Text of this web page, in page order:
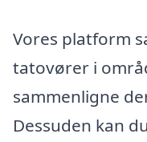
Vores platform
tatovører i
sammenligne
Dessuden kan